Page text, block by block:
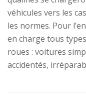
véhicules vers les
les normes. Pour
en charge tous
roues : voitures
accidentés,